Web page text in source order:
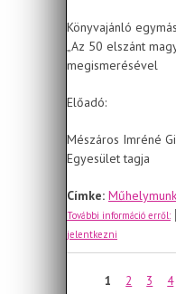
Könyvajánló
„Az 50 elszánt
megismerésével
Előadó:
Mészáros Imréné
Egyesület tagja
Címke:
További információ erről:
jelentkezni
Oldalak
1 2 3 4